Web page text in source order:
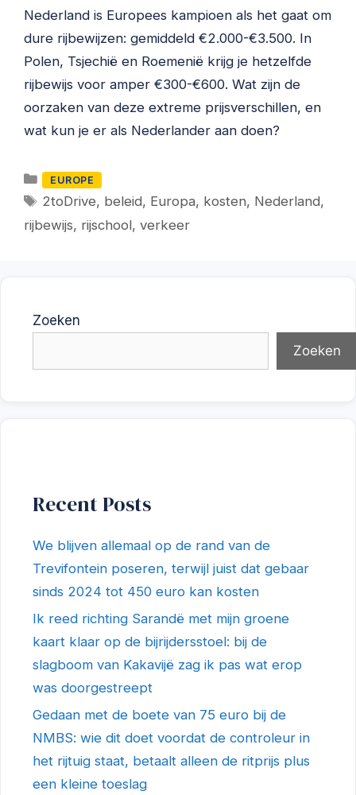
Nederland is Europees kampioen als het gaat om
dure rijbewijzen: gemiddeld €2.000-€3.500. In
Polen, Tsjechië en Roemenië krijg je hetzelfde
rijbewijs voor amper €300-€600. Wat zijn de
oorzaken van deze extreme prijsverschillen, en
wat kun je er als Nederlander aan doen?
Categorieën
EUROPE
Tags
2toDrive, beleid, Europa, kosten, Nederland,
rijbewijs, rijschool, verkeer
Zoeken
Zoeken
Recent Posts
We blijven allemaal op de rand van de
Trevifontein poseren, terwijl juist dat gebaar
sinds 2024 tot 450 euro kan kosten
Ik reed richting Sarandë met mijn groene
kaart klaar op de bijrijdersstoel: bij de
slagboom van Kakavijë zag ik pas wat erop
was doorgestreept
Gedaan met de boete van 75 euro bij de
NMBS: wie dit doet voordat de controleur in
het rijtuig staat, betaalt alleen de ritprijs plus
een kleine toeslag